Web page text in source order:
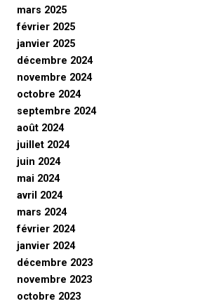
mars 2025
février 2025
janvier 2025
décembre 2024
novembre 2024
octobre 2024
septembre 2024
août 2024
juillet 2024
juin 2024
mai 2024
avril 2024
mars 2024
février 2024
janvier 2024
décembre 2023
novembre 2023
octobre 2023